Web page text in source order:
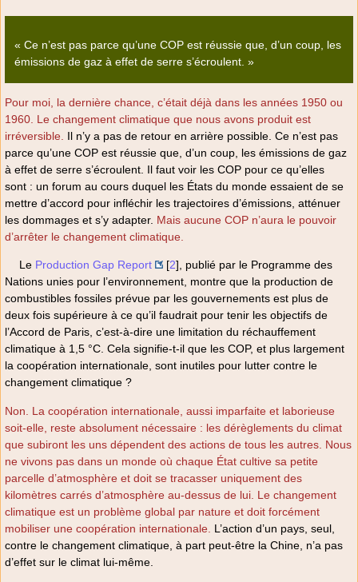
« Ce n’est pas parce qu’une COP est réussie que, d’un coup, les
émissions de gaz à effet de serre s’écroulent. »
Pour moi, la dernière chance, c’était déjà dans les années 1950 ou
1960. Le changement climatique que nous avons produit est
irréversible. Il n’y a pas de retour en arrière possible. Ce n’est pas
parce qu’une COP est réussie que, d’un coup, les émissions de gaz
à effet de serre s’écroulent. Il faut voir les COP pour ce qu’elles
sont : un forum au cours duquel les États du monde essaient de se
mettre d’accord pour infléchir les trajectoires d’émissions, atténuer
les dommages et s’y adapter. Mais aucune COP n’aura le pouvoir
d’arrêter le changement climatique.
Le Production Gap Report [2], publié par le Programme des
Nations unies pour l’environnement, montre que la production de
combustibles fossiles prévue par les gouvernements est plus de
deux fois supérieure à ce qu’il faudrait pour tenir les objectifs de
l’Accord de Paris, c’est-à-dire une limitation du réchauffement
climatique à 1,5 °C. Cela signifie-t-il que les COP, et plus largement
la coopération internationale, sont inutiles pour lutter contre le
changement climatique ?
Non. La coopération internationale, aussi imparfaite et laborieuse
soit-elle, reste absolument nécessaire : les dérèglements du climat
que subiront les uns dépendent des actions de tous les autres. Nous
ne vivons pas dans un monde où chaque État cultive sa petite
parcelle d’atmosphère et doit se tracasser uniquement des
kilomètres carrés d’atmosphère au-dessus de lui. Le changement
climatique est un problème global par nature et doit forcément
mobiliser une coopération internationale. L’action d’un pays, seul,
contre le changement climatique, à part peut-être la Chine, n’a pas
d’effet sur le climat lui-même.